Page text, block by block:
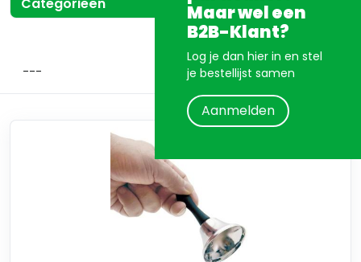
Maar wel een
B2B-Klant?
Log je dan hier in en stel
je bestellijst samen
Aanmelden
Categorieën